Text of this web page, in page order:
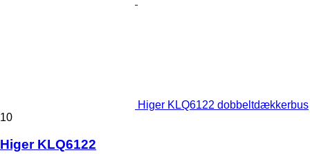
Higer KLQ6122 dobbeltdækkerbus
10
Higer KLQ6122